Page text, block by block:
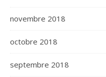
novembre 2018
octobre 2018
septembre 2018